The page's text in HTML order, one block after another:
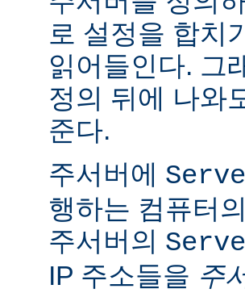
로 설정을 합치
읽어들인다. 그
정의 뒤에 나와
준다.
주서버에
행하는 컴퓨터
주서버의
IP 주소들을 주